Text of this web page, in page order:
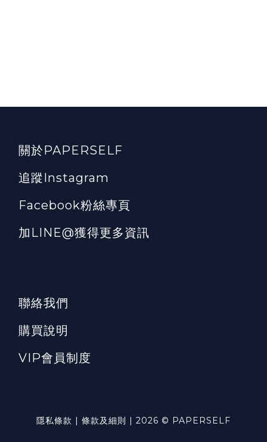
關於PAPERSELF
追蹤Instagram
Facebook粉絲專頁
加LINE@獲得更多資訊
聯絡我們
購買說明
VIP會員制度
隱私條款 | 條款及細則 | 2026 © PAPERSELF